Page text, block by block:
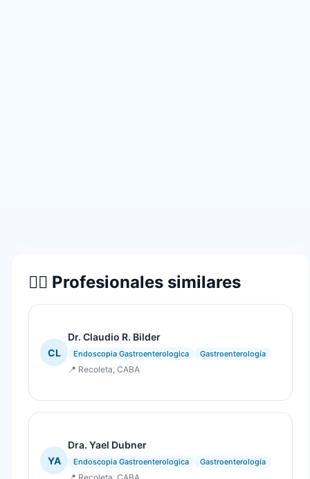
👨‍⚕️ Profesionales similares
CL
Dr. Claudio R. Bilder
Endoscopia Gastroenterologica Gastroenterología
📍 Recoleta, CABA
YA
Dra. Yael Dubner
Endoscopia Gastroenterologica Gastroenterología
📍 Recoleta, CABA